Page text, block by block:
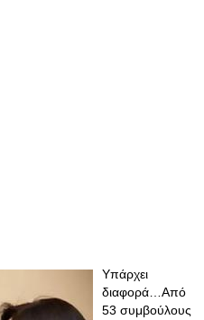
Υπάρχει
διαφορά…Από
53 συμβούλους